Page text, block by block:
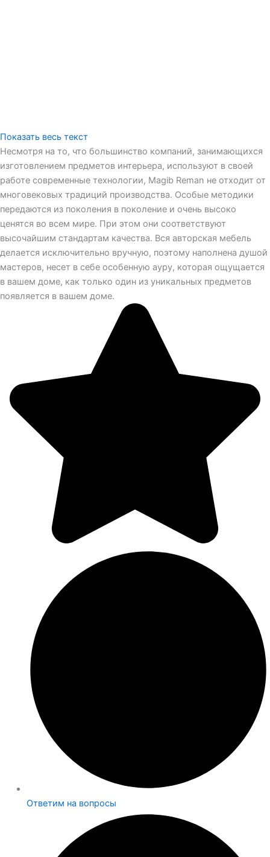
Показать весь текст
Несмотря на то, что большинство компаний, занимающихся
изготовлением предметов интерьера, используют в своей
работе современные технологии, Magib Reman не отходит от
многовековых традиций производства. Особые методики
передаются из поколения в поколение и очень высоко
ценятся во всем мире. При этом они соответствуют
высочайшим стандартам качества. Вся авторская мебель
делается исключительно вручную, поэтому наполнена душой
мастеров, несет в себе особенную ауру, которая ощущается
в вашем доме, как только один из уникальных предметов
появляется в вашем доме.
Ответим на вопросы